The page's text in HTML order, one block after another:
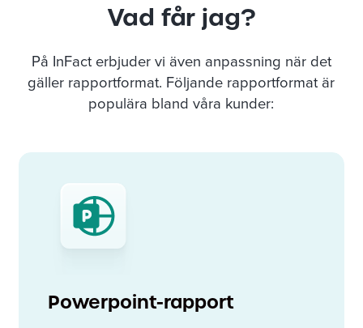
Vad får jag?
På InFact erbjuder vi även anpassning när det
gäller rapportformat. Följande rapportformat är
populära bland våra kunder:
Powerpoint-rapport